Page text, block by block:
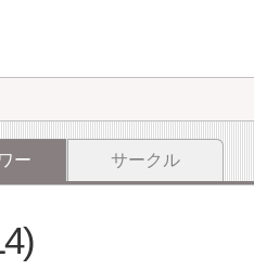
ー サークル